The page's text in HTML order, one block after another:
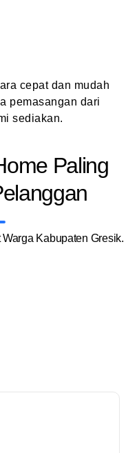
cepat dan mudah
pemasangan dari
sediakan.
Paling
Kabupaten Gresik.